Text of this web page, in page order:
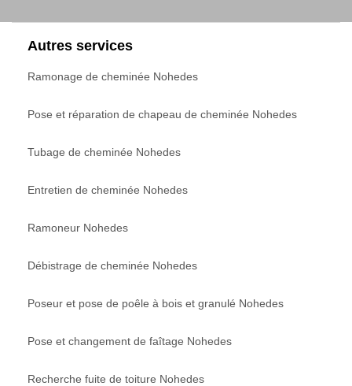
Autres services
Ramonage de cheminée Nohedes
Pose et réparation de chapeau de cheminée Nohedes
Tubage de cheminée Nohedes
Entretien de cheminée Nohedes
Ramoneur Nohedes
Débistrage de cheminée Nohedes
Poseur et pose de poêle à bois et granulé Nohedes
Pose et changement de faîtage Nohedes
Recherche fuite de toiture Nohedes